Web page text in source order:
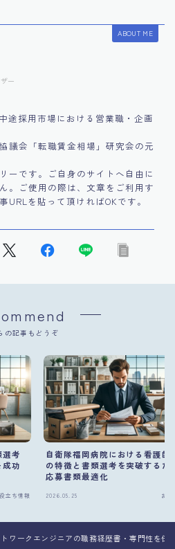
ABOUT ME
ー
途採用市場における営業職・企画
議会「転職賃金相場」研究会の元
ーです。ご自身のサイトへ自由に
。ご使用の際は、文章をご利用す
URLを貼って頂ければOKです。
の記事もどうぞ
考
功
立ち情報
自衛隊福岡病院における看護師
の特徴と書類選考を突破するた
応募書類最適化
2026.05.25 お
ワークエンジニアの職務経歴書・専門性を伝